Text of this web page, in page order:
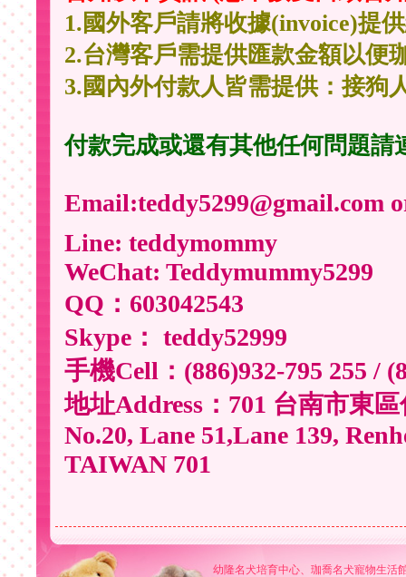
1.國外客戶請將收據(invoice)提
2.台灣客戶需提供匯款金額以便
3.國內外付款人皆需提供：接狗
付款完成或還有其他任何問題請
Email:teddy5299@gmail.com
Line: teddymommy
WeChat: Teddymummy5299
QQ：603042543
Skype： teddy52999
手機Cell：(886)932-795 255 /
地址Address：701 台南市東
No.20, Lane 51,Lane 139,
TAIWAN 701
幼隆名犬培育中心、珈喬名犬寵物生活